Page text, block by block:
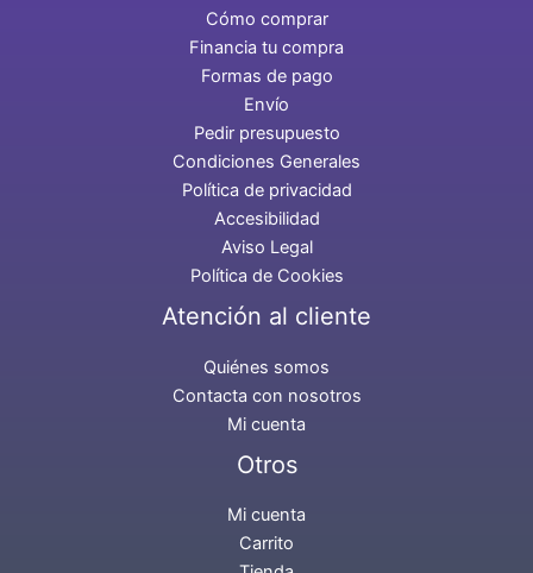
Cómo comprar
Financia tu compra
Formas de pago
Envío
Pedir presupuesto
Condiciones Generales
Política de privacidad
Accesibilidad
Aviso Legal
Política de Cookies
Atención al cliente
Quiénes somos
Contacta con nosotros
Mi cuenta
Otros
Mi cuenta
Carrito